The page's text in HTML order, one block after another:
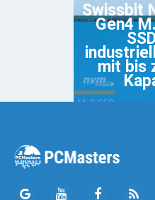
Swissbit
Gen4
mit bis